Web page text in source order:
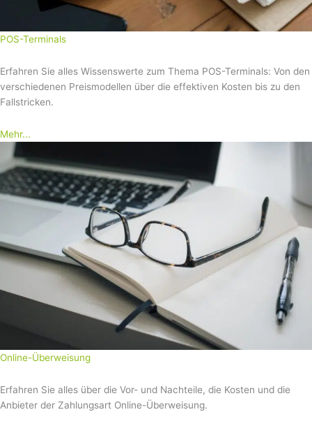
POS-Terminals
Erfahren Sie alles Wissenswerte zum Thema POS-Terminals: Von den
verschiedenen Preismodellen über die effektiven Kosten bis zu den
Fallstricken.
Mehr...
Online-Überweisung
Erfahren Sie alles über die Vor- und Nachteile, die Kosten und die
Anbieter der Zahlungsart Online-Überweisung.